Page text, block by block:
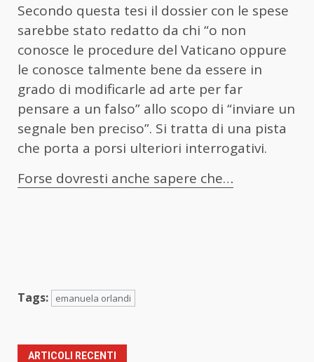
Secondo questa tesi il dossier con le spese
sarebbe stato redatto da chi “o non
conosce le procedure del Vaticano oppure
le conosce talmente bene da essere in
grado di modificarle ad arte per far
pensare a un falso” allo scopo di “inviare un
segnale ben preciso”. Si tratta di una pista
che porta a porsi ulteriori interrogativi.
Forse dovresti anche sapere che…
Tags: emanuela orlandi
ARTICOLI RECENTI